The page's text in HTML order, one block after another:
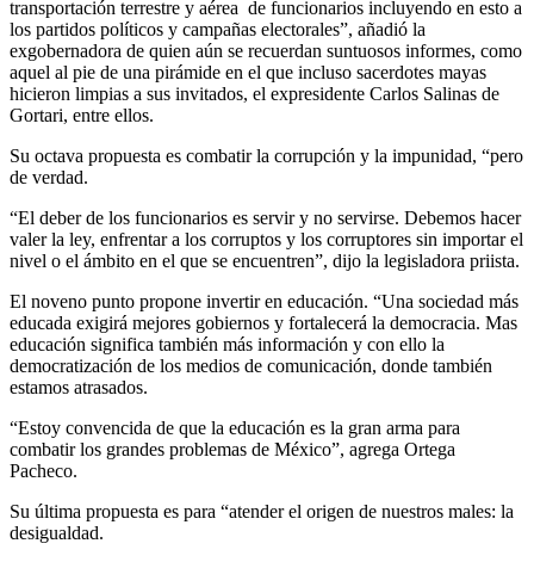
transportación terrestre y aérea de funcionarios incluyendo en esto a
los partidos políticos y campañas electorales”, añadió la
exgobernadora de quien aún se recuerdan suntuosos informes, como
aquel al pie de una pirámide en el que incluso sacerdotes mayas
hicieron limpias a sus invitados, el expresidente Carlos Salinas de
Gortari, entre ellos.
Su octava propuesta es combatir la corrupción y la impunidad, “pero
de verdad.
“El deber de los funcionarios es servir y no servirse. Debemos hacer
valer la ley, enfrentar a los corruptos y los corruptores sin importar el
nivel o el ámbito en el que se encuentren”, dijo la legisladora priista.
El noveno punto propone invertir en educación. “Una sociedad más
educada exigirá mejores gobiernos y fortalecerá la democracia. Mas
educación significa también más información y con ello la
democratización de los medios de comunicación, donde también
estamos atrasados.
“Estoy convencida de que la educación es la gran arma para
combatir los grandes problemas de México”, agrega Ortega
Pacheco.
Su última propuesta es para “atender el origen de nuestros males: la
desigualdad.